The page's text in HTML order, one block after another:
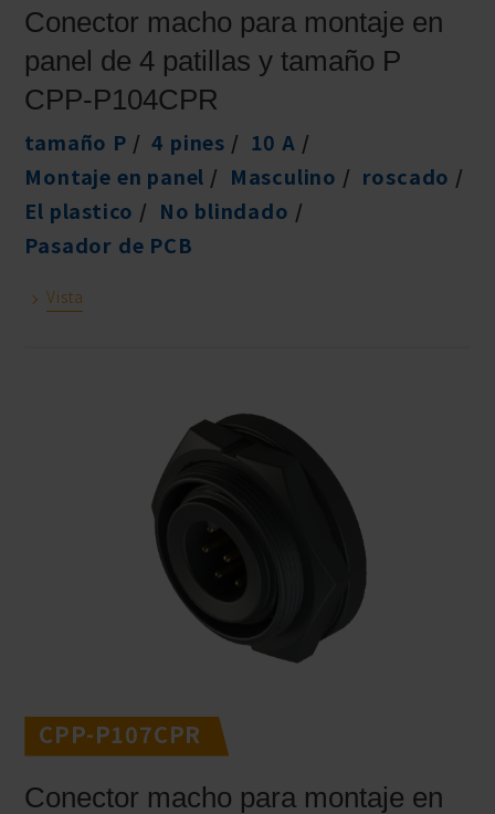
Conector macho para montaje en
panel de 4 patillas y tamaño P
CPP-P104CPR
tamaño P 4 pines
10 A
Montaje en panel
Masculino
roscado
El plastico
No blindado
Pasador de PCB
Vista
CPP-P107CPR
Conector macho para montaje en